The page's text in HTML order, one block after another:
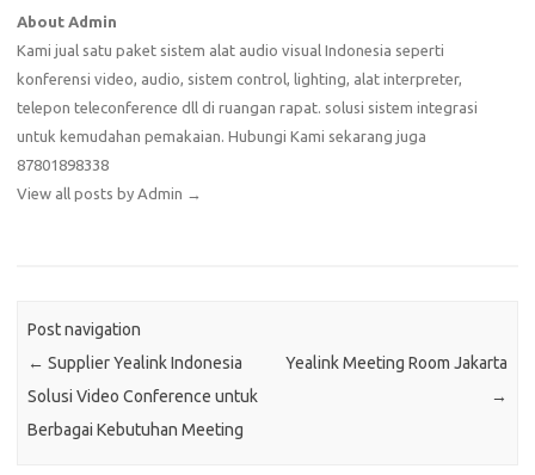
About Admin
Kami jual satu paket sistem alat audio visual Indonesia seperti
konferensi video, audio, sistem control, lighting, alat interpreter,
telepon teleconference dll di ruangan rapat. solusi sistem integrasi
untuk kemudahan pemakaian. Hubungi Kami sekarang juga
87801898338
View all posts by Admin →
Post navigation
← Supplier Yealink Indonesia
Solusi Video Conference untuk
Berbagai Kebutuhan Meeting
Yealink Meeting Room Jakarta
→